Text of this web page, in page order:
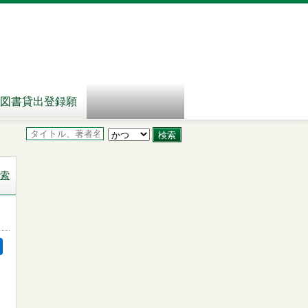
図書貸出登録願